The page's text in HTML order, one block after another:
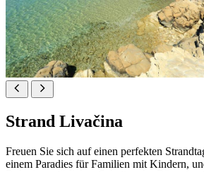
Strand Livačina
Freuen Sie sich auf einen perfekten
einem Paradies für Familien mit Kindern,